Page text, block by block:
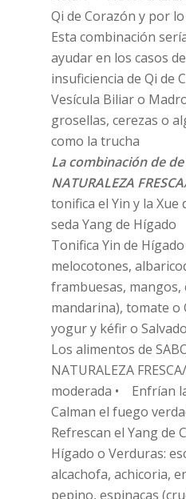
Qi de Corazón y por
Esta combinación
ayudar en los casos
insuficiencia de Qi de
Vesícula Biliar o
grosellas, cerezas o
como la trucha
La combinación de de
NATURALEZA
tonifica el Yin y la Xue
seda Yang de Hígado
Tonifica Yin de
melocotones,
frambuesas, mangos,
mandarina), tomate o
yogur y kéfir o
Los alimentos de
NATURALEZA
moderada • Enfrían
Calman el fuego
Refrescan el Yang de
Hígado o Verduras:
alcachofa, achicoria,
pepino, espinacas